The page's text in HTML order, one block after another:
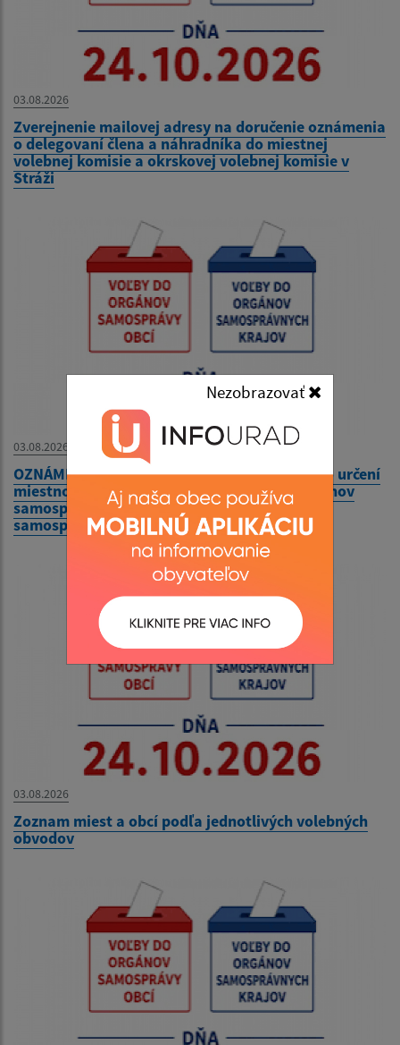
Nezobrazovať
03.08.2026
Zverejnenie mailovej adresy na doručenie oznámenia
o delegovaní člena a náhradníka do miestnej
volebnej komisie a okrskovej volebnej komisie v
Stráži
03.08.2026
OZNÁMENIE o utvorení volebných okrskov a o určení
miestností na hlasovanie vo voľbách do orgánov
samosprávy obcí a volieb do orgánov
samosprávnych krajov v roku 2026
03.08.2026
Zoznam miest a obcí podľa jednotlivých volebných
obvodov